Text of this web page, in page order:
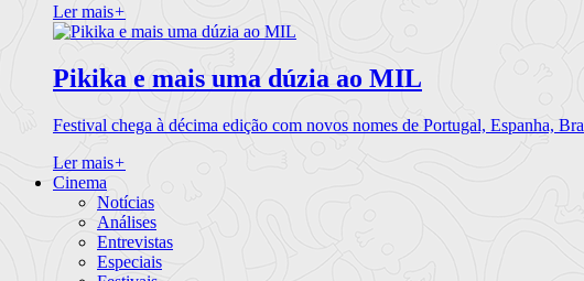
Ler mais+
Pikika e mais uma dúzia ao MIL
Festival chega à décima edição com novos nomes de Portugal, Espanha, Bra
Ler mais+
Cinema
Notícias
Análises
Entrevistas
Especiais